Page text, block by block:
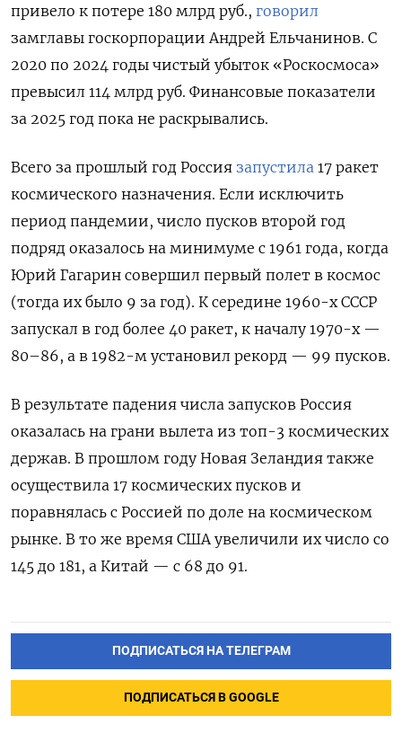
привело к потере 180 млрд руб., говорил
замглавы госкорпорации Андрей Ельчанинов. С
2020 по 2024 годы чистый убыток «Роскосмоса»
превысил 114 млрд руб. Финансовые показатели
за 2025 год пока не раскрывались.
Всего за прошлый год Россия запустила 17 ракет
космического назначения. Если исключить
период пандемии, число пусков второй год
подряд оказалось на минимуме с 1961 года, когда
Юрий Гагарин совершил первый полет в космос
(тогда их было 9 за год). К середине 1960-х СССР
запускал в год более 40 ракет, к началу 1970-х —
80–86, а в 1982-м установил рекорд — 99 пусков.
В результате падения числа запусков Россия
оказалась на грани вылета из топ-3 космических
держав. В прошлом году Новая Зеландия также
осуществила 17 космических пусков и
поравнялась с Россией по доле на космическом
рынке. В то же время США увеличили их число со
145 до 181, а Китай — с 68 до 91.
ПОДПИСАТЬСЯ НА ТЕЛЕГРАМ
ПОДПИСАТЬСЯ В GOOGLE